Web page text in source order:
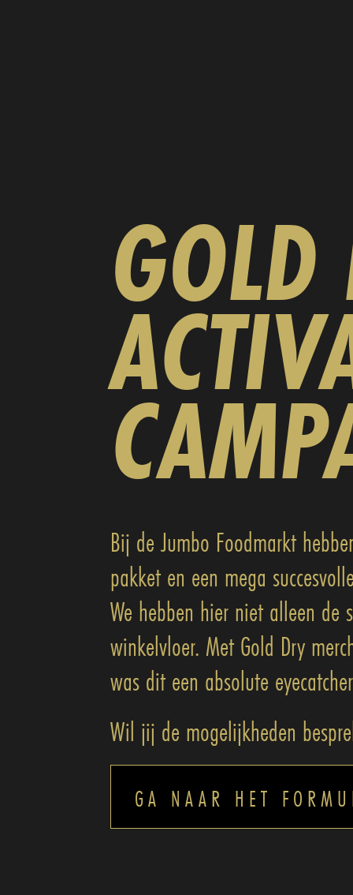
Bij de Jumbo Foodmarkt
pakket en een mega
We hebben hier niet alleen de
winkelvloer. Met Gold Dry
was dit een absolute
Wil jij de mogelijkheden
GA NAAR HET